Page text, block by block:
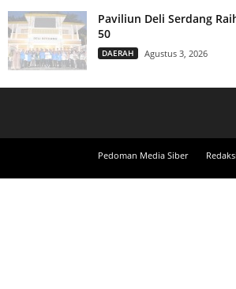
Paviliun Deli Serdang
50
DAERAH Agustus 3, 2026
Pedoman Media Siber